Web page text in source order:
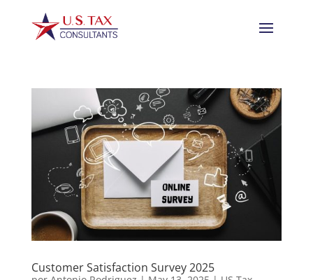
Customer Satisfaction Survey 2025